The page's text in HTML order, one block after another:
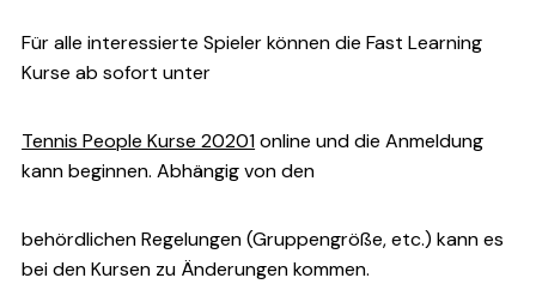
Für alle interessierte Spieler können die Fast Learning
Kurse ab sofort unter
Tennis People Kurse 20201online und die Anmeldung
kann beginnen. Abhängig von den
behördlichen Regelungen (Gruppengröße, etc.) kann es
bei den Kursen zu Änderungen kommen.